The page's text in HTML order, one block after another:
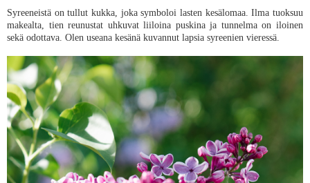
Syreeneistä on tullut kukka, joka symboloi lasten kesälomaa. Ilma tuoksuu
makealta, tien reunustat uhkuvat liiloina puskina ja tunnelma on iloinen
sekä odottava. Olen useana kesänä kuvannut lapsia syreenien vieressä.